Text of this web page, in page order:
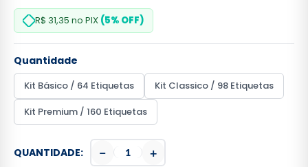
R$ 31,35 no PIX (5% OFF)
Quantidade
Kit Básico / 64 Etiquetas
Kit Classico / 98 Etiquetas
Kit Premium / 160 Etiquetas
QUANTIDADE: − +